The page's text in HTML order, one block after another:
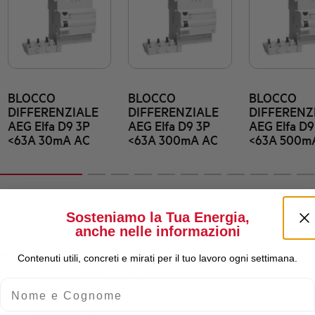
BLOCCO
DIFFERENZIALE
AEG Elfa D9 3P
<63A 30mA AC
BLOCCO
DIFFERENZIALE
AEG Elfa D9 3P
<63A 300mA AC
BLOCCO
AEG Elfa
<63A
Sosteniamo la Tua Energia,
anche nelle informazioni
Contenuti utili, concreti e mirati per il tuo lavoro ogni settimana.